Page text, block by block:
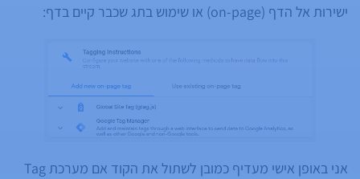
ישירות אל הדף (on-page) או שימוש בתג שכבר קיים בדף:
אני באופן אישי מעדיף כמובן לשתול את הקוד אם מערכת Tag